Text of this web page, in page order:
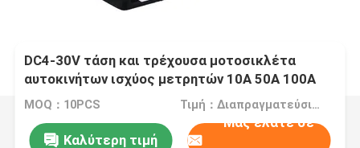
DC4-30V τάση και τρέχουσα μοτοσικλέτα
αυτοκινήτων ισχύος μετρητών 10A 50A 100A
MOQ：10PCS Τιμή：Διαπραγματεύσιμα
Καλύτερη τιμή
Μας ελάτε σε